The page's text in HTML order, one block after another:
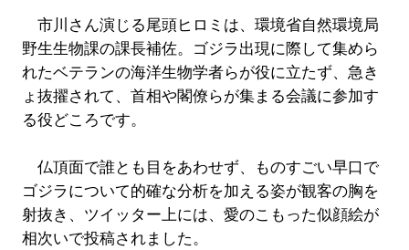
市川さん演じる尾頭ヒロミは、環境省自然環境局
野生生物課の課長補佐。ゴジラ出現に際して集めら
れたベテランの海洋生物学者らが役に立たず、急き
ょ抜擢されて、首相や閣僚らが集まる会議に参加す
る役どころです。
仏頂面で誰とも目をあわせず、ものすごい早口で
ゴジラについて的確な分析を加える姿が観客の胸を
射抜き、ツイッター上には、愛のこもった似顔絵が
相次いで投稿されました。